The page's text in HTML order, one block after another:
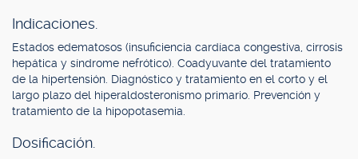
Indicaciones.
Estados edematosos (insuficiencia cardíaca congestiva, cirrosis
hepática y síndrome nefrótico). Coadyuvante del tratamiento
de la hipertensión. Diagnóstico y tratamiento en el corto y el
largo plazo del hiperaldosteronismo primario. Prevención y
tratamiento de la hipopotasemia.
Dosificación.